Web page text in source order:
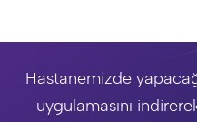
Hastanemizde
uygulamasını